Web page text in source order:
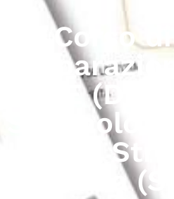
VI. Corso di
DELE
Spagnolo
Lingua
Granada